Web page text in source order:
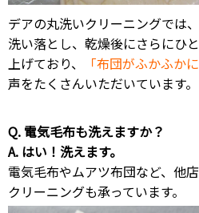
デアの丸洗いクリーニングでは
洗い落とし、乾燥後にさらにひ
上げており、
「布団がふかふか
声をたくさんいただいています。
Q. 電気毛布も洗えますか？
A. はい！洗えます。
電気毛布やムアツ布団など、他
クリーニングも承っています。